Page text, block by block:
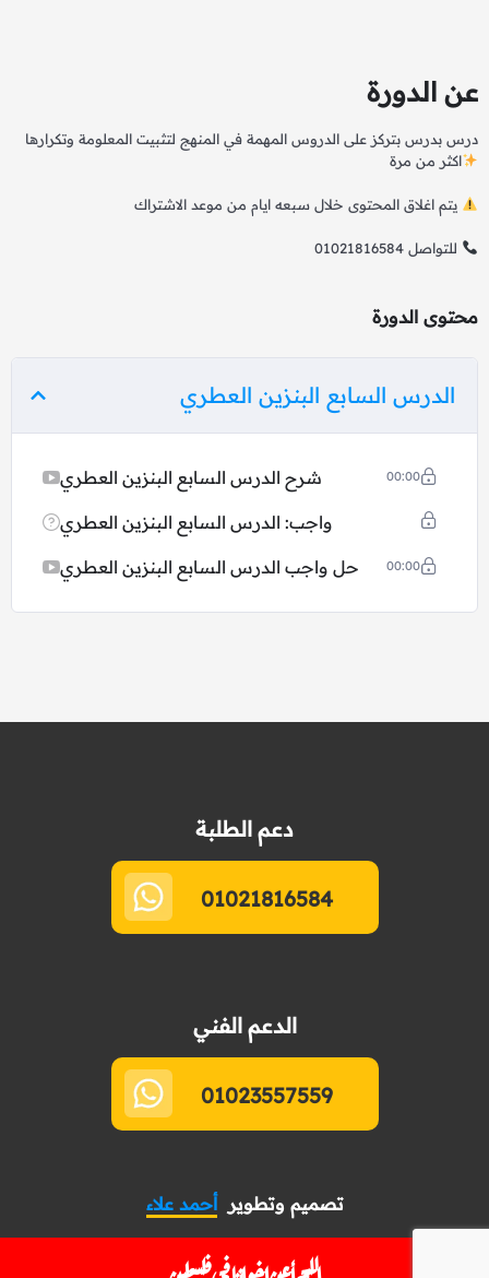
عن الدورة
درس بدرس بتركز على الدروس المهمة في المنهج لتثبيت المعلومة وتكرارها
اكثر من مرة
محتوى الدورة
الدرس السابع البنزين العطري
شرح الدرس السابع البنزين العطري 00:00
واجب: الدرس السابع البنزين العطري
حل واجب الدرس السابع البنزين العطري 00:00
دعم الطلبة
01021816584
الدعم الفني
01023557559
تصميم وتطويرأحمد علاء